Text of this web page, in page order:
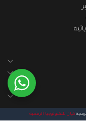
كيان للتكنولوجيا الرقمية